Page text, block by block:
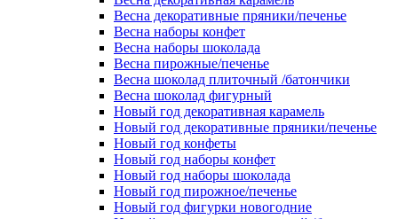
Весна декоративные пряники/печенье
Весна наборы конфет
Весна наборы шоколада
Весна пирожные/печенье
Весна шоколад плиточный /батончики
Весна шоколад фигурный
Новый год декоративная карамель
Новый год декоративные пряники/печенье
Новый год конфеты
Новый год наборы конфет
Новый год наборы шоколада
Новый год пирожное/печенье
Новый год фигурки новогодние